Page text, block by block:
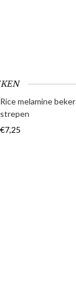
Rice melamine beker
strepen
€7,25